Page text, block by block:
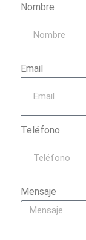
Nombre
Email
Teléfono
Mensaje